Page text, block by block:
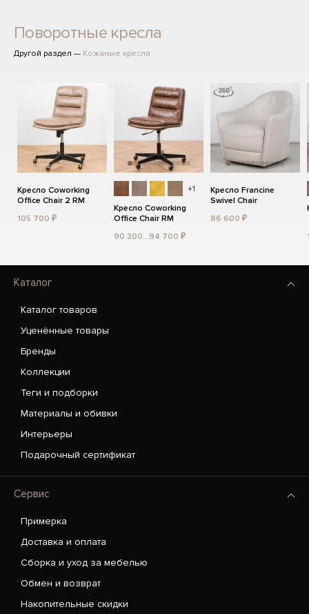
Поворотные кресла
Другой раздел — Кожаные кресла
Кресло Coworking
Office Chair 2 RM
105 700 ₽
+1
Кресло Coworking
Office Chair RM
90 300...94 700 ₽
Кресло Francine
Swivel Chair
86 600 ₽
Каталог
Каталог товаров
Уценённые товары
Бренды
Коллекции
Теги и подборки
Материалы и обивки
Интерьеры
Подарочный сертификат
Сервис
Примерка
Доставка и оплата
Сборка и уход за мебелью
Обмен и возврат
Накопительные скидки